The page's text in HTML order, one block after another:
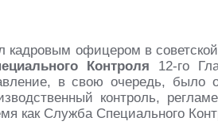
кадровым офицером в
Контроля 12-го
в свою очередь, было
контроль,
как Служба Специального